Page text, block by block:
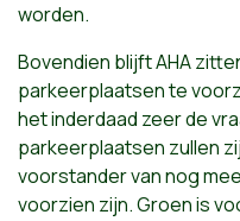
worden.
Bovendien blijft AHA
parkeerplaatsen te
het inderdaad zeer de
parkeerplaatsen zullen
voorstander van nog
voorzien zijn. Groen is